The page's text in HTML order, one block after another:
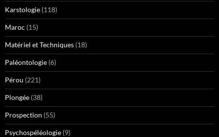
Karstologie (118)
Maroc (15)
Matériel et Techniques (18)
Paléontologie (6)
Pérou (221)
Plongée (38)
Prospection (55)
Psychospéléologie (9)